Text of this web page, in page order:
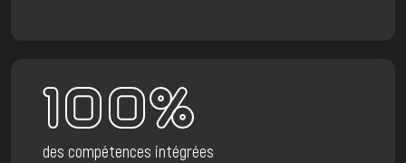
100%
des compétences intégrées